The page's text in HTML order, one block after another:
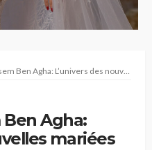
Ben Agha: L’univers des nouvelles mariées
Ben Agha:
mariées